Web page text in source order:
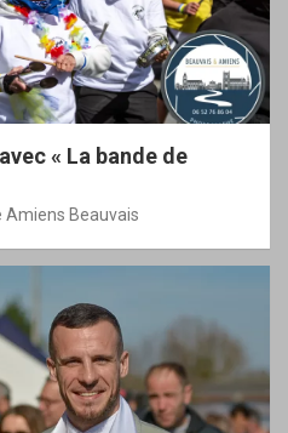
« La bande de
Amiens Beauvais